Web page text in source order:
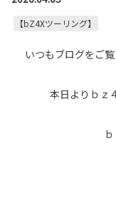
【bZ4Xツーリング】
いつもブログをご
本日よりｂｚ